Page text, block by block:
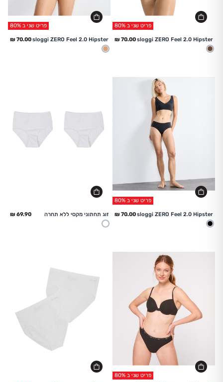
פריט שני ב 80%
sloggi ZERO Feel 2.0 Hipster
שוקו
החל מ
פריט שני ב 80%
sloggi ZERO Feel 2.0 Hipster
גוף
החל מ
פריט שני ב 80%
sloggi ZERO Feel 2.0 Hipster
שחור
החל מ זוג תחתוני מקסי ללא תחרה
לבן
החל מ
פריט שני ב 80%